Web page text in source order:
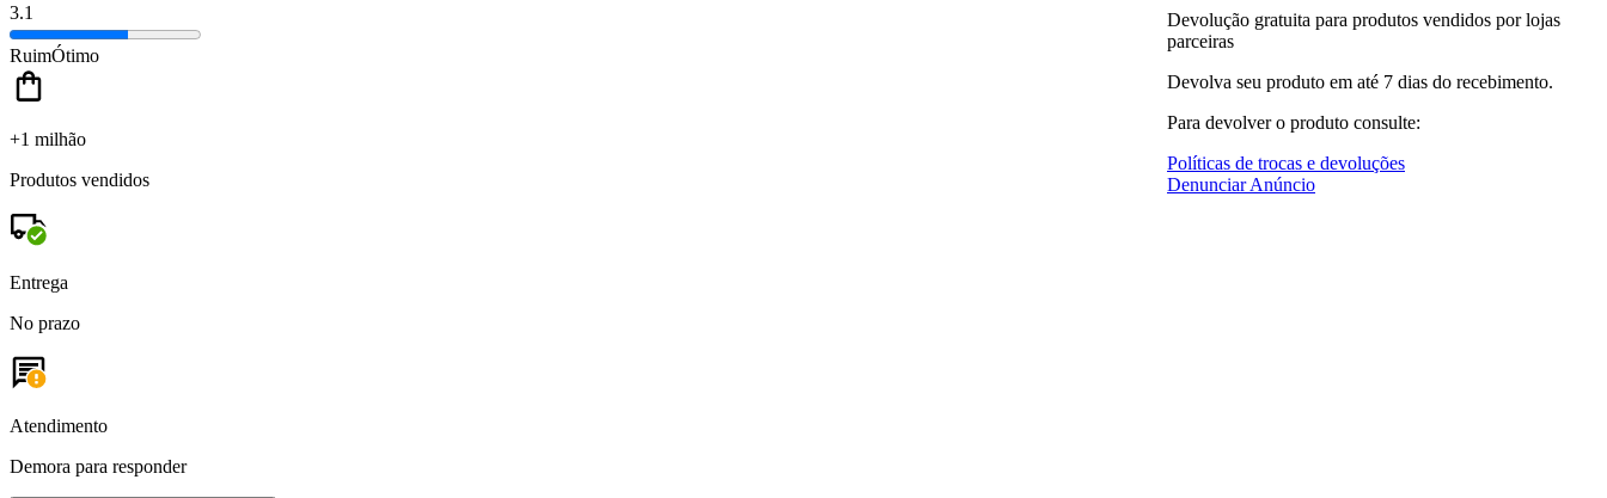
3.1
RuimÓtimo
+1 milhão
Produtos vendidos
Entrega
No prazo
Atendimento
Demora para responder
Devolução gratuita para produtos vendidos por lojas
parceiras
Devolva seu produto em até 7 dias do recebimento.
Para devolver o produto consulte:
Políticas de trocas e devoluções
Denunciar Anúncio